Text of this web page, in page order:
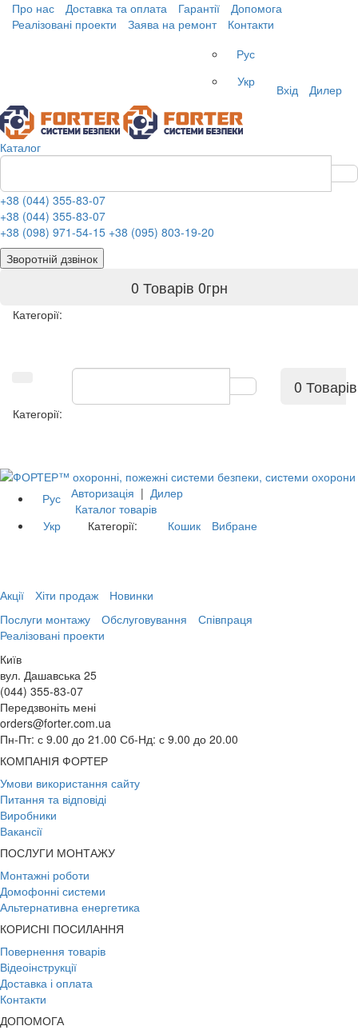
Про нас Доставка та оплата Гарантії
Допомога
Реалізовані проекти
Заява на ремонт
Контакти
Рус
Укр
Вхід Дилер
Каталог
+38 (044) 355-83-07
+38 (044) 355-83-07
+38 (098) 971-54-15 +38 (095) 803-19-20
Зворотній дзвінок
0 Товарів 0грн
Категорії:
0 Товарів
Категорії:
Рус
Укр
Авторизація | Дилер
Каталог товарів
Категорії:
Кошик Вибране
Акції Хіти продаж
Новинки
Послуги монтажу
Обслуговування
Співпраця
Реалізовані проекти
Київ
вул. Дашавська 25
(044) 355-83-07
Передзвоніть мені
orders@forter.com.ua
Пн-Пт: с 9.00 до 21.00 Сб-Нд: с 9.00 до 20.00
КОМПАНІЯ ФОРТЕР
Умови використання сайту
Питання та відповіді
Виробники
Вакансії
ПОСЛУГИ МОНТАЖУ
Монтажні роботи
Домофонні системи
Альтернативна енергетика
КОРИСНІ ПОСИЛАННЯ
Повернення товарів
Відеоінструкції
Доставка і оплата
Контакти
ДОПОМОГА